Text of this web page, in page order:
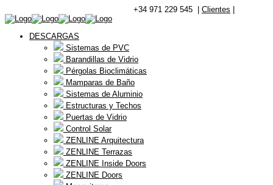
+34 971 229 545 | Clientes
DESCARGAS
Sistemas de PVC
Barandillas de Vidrio
Pérgolas Bioclimáticas
Mamparas de Baño
Sistemas de Aluminio
Estructuras y Techos
Puertas de Vidrio
Control Solar
ZENLINE Arquitectura
ZENLINE Terrazas
ZENLINE Inside Doors
ZENLINE Doors